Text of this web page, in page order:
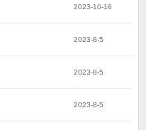
2023-10-16
2023-8-5
2023-8-5
2023-8-5